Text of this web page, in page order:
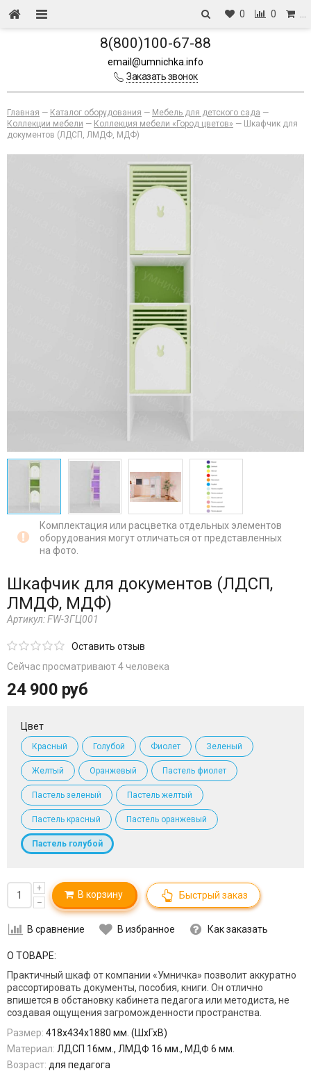
0 0
8(800)100-67-88
email@umnichka.info
Заказать звонок
Главная — Каталог оборудования — Мебель для детского сада —
Коллекции мебели — Коллекция мебели «Город цветов» — Шкафчик для
документов (ЛДСП, ЛМДФ, МДФ)
Комплектация или расцветка отдельных элементов
оборудования могут отличаться от представленных
на фото.
Шкафчик для документов (ЛДСП,
ЛМДФ, МДФ)
Артикул:FW-3ГЦ001
Оставить отзыв
Сейчас просматривают 4 человека
24 900 руб
Цвет
Красный Голубой Фиолет Зеленый
Желтый Оранжевый Пастель фиолет
Пастель зеленый Пастель желтый
Пастель красный Пастель оранжевый
Пастель голубой
+
–
В корзину Быстрый заказ
В сравнение В избранное Как заказать
О ТОВАРЕ:
Практичный шкаф от компании «Умничка» позволит аккуратно
рассортировать документы, пособия, книги. Он отлично
впишется в обстановку кабинета педагога или методиста, не
создавая ощущения загроможденности пространства.
Размер: 418х434х1880 мм. (ШхГхВ)
Материал: ЛДСП 16мм., ЛМДФ 16 мм., МДФ 6 мм.
Возраст: для педагога